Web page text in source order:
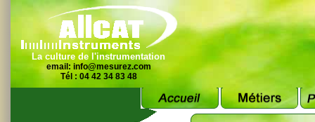
La culture de l'instrumentation
email: info@mesurez.com
Tél : 04 42 34 83 48